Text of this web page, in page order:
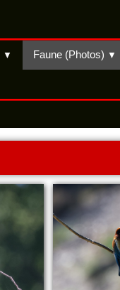
▼ Faune (Photos) ▼